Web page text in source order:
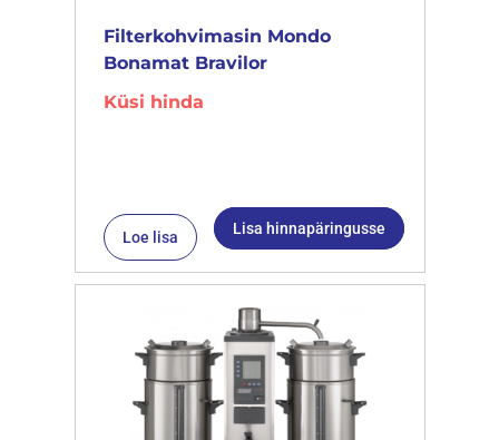
Filterkohvimasin Mondo
Bonamat Bravilor
Küsi hinda
Loe lisa Lisa hinnapäringusse